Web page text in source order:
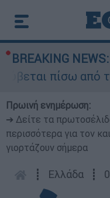
BREAKING NEWS:
πίσω από
Πρωινή ενημέρωση:
➔ Δείτε τα
περισσότερα για τον
γιορτάζουν σήμερα
┋ Ελλάδα ┋